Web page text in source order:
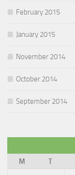
February 2015
January 2015
November 2014
October 2014
September 2014
M
T